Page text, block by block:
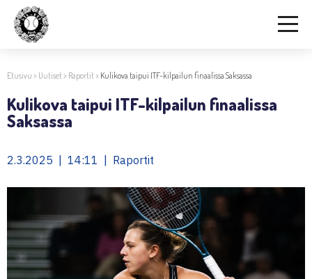
Etusivu > Uutiset> Raportit> Kulikova taipui ITF-kilpailun finaalissa Saksassa
Kulikova taipui ITF-kilpailun finaalissa
Saksassa
2.3.2025 | 14:11 | Raportit